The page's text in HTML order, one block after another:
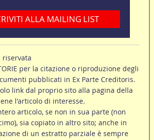
ALLA MAILING LIST
per la citazione o riproduzione degli
pubblicati in Ex Parte Creditoris.
link dal proprio sito alla pagina della
l'articolo di interesse.
articolo, se non in sua parte (non
sia copiato in altro sito; anche in
di un estratto parziale è sempre